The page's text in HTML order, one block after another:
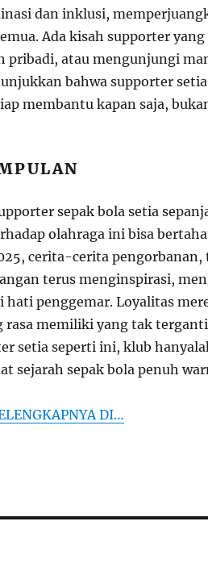
dan inklusi,
Ada kisah supporter
pribadi, atau mengunjungi
bahwa supporter
membantu kapan saja,
sepak bola setia
olahraga ini bisa
cerita-cerita
terus menginspirasi,
hati penggemar. Loyalitas
rasa memiliki yang tak
setia seperti ini, klub
sejarah sepak bola penuh
DI…